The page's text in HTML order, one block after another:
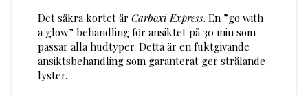
Det säkra kortet ärCarboxi Express. En ”go with
a glow” behandling för ansiktet på 30 min som
passar alla hudtyper. Detta är en fuktgivande
ansiktsbehandling som garanterat ger strålande
lyster.